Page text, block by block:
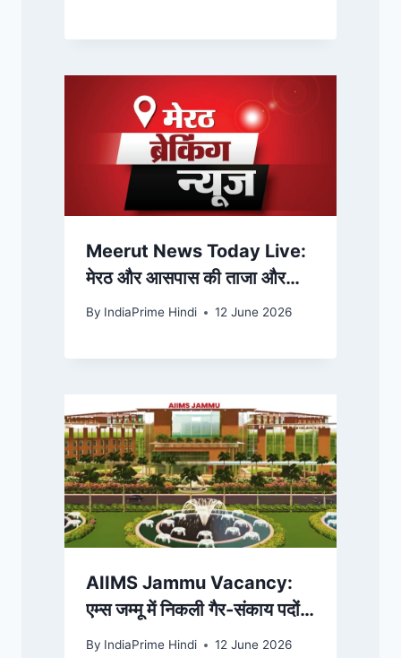
Meerut News Today Live:
मेरठ और आसपास की ताजा और
अहम खबरें, पढ़ें 12 जून को आपके
By IndiaPrime Hindi 12 June 2026
AIIMS Jammu Vacancy:
एम्स जम्मू में निकली गैर-संकाय पदों
पर भर्ती, 25 जून तक करें आवेदन;
By IndiaPrime Hindi 12 June 2026